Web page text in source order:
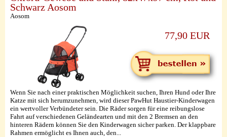
Schwarz Aosom
Aosom
77,90 EUR
Wenn Sie nach einer praktischen Möglichkeit suchen, Ihren Hund oder Ihre
Katze mit sich herumzunehmen, wird dieser PawHut Haustier-Kinderwagen
ein wertvoller Verbündeter sein. Die Räder sorgen für eine reibungslose
Fahrt auf verschiedenen Geländearten und mit den 2 Bremsen an den
hinteren Rädern können Sie den Kinderwagen sicher parken. Der klappbare
Rahmen ermöglicht es Ihnen auch, den...